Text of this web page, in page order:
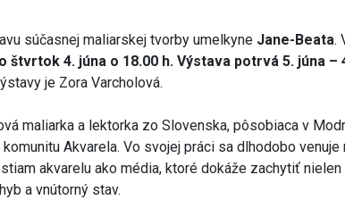
súčasnej maliarskej tvorby umelkyne Jane-Beata.
štvrtok 4. júna o 18.00 h. Výstava potrvá 5. júna –
je Zora Varcholová.
maliarka a lektorka zo Slovenska, pôsobiaca v
Akvarela. Vo svojej práci sa dlhodobo venuje
akvarelu ako média, ktoré dokáže zachytiť nielen
a vnútorný stav.